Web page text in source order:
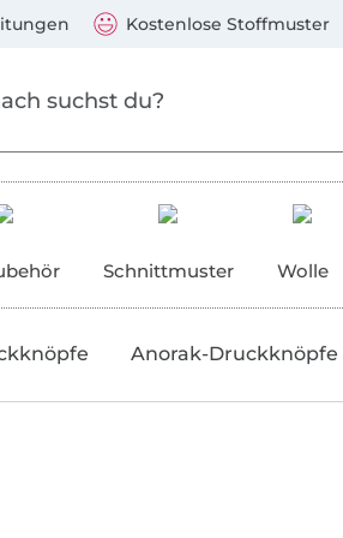
Kostenlose Stoffmuster
Schnittmuster Wolle
Anorak-Druckknöpfe
Mastercard, PayPal, Giropay,